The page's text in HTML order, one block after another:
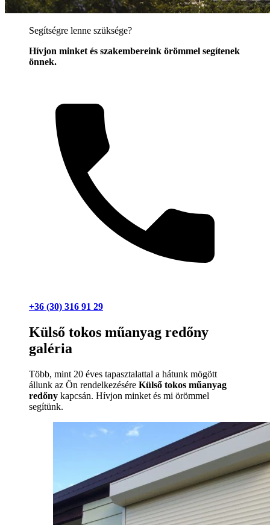
Segítségre lenne szüksége?
Hívjon minket és szakembereink örömmel segítenek
önnek.
+36 (30) 316 91 29
Külső tokos műanyag redőny
galéria
Több, mint 20 éves tapasztalattal a hátunk mögött
állunk az Ön rendelkezésére Külső tokos műanyag
redőny kapcsán. Hívjon minket és mi örömmel
segítünk.